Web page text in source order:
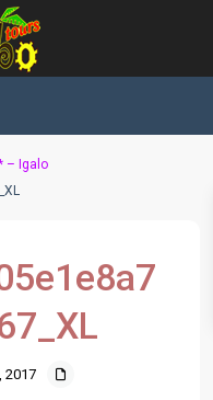
– Igalo
2017